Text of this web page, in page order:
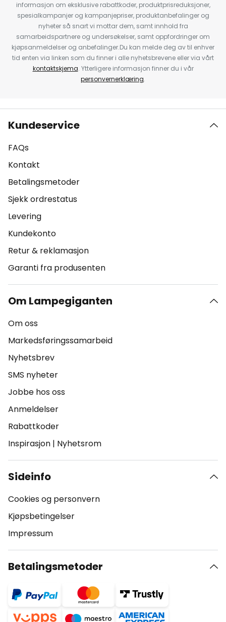
informasjon om eksklusive rabattkoder, produktprisreduksjoner,
spesialkampanjer og kampanjepriser, produktanbefalinger og
nyheter så snart vi mottar dem, samt innhold fra
samarbeidspartnere og undersøkelser, samt oppfordringer om
kjøpsanmeldelser og anbefalinger.Du kan melde deg av til enhver
tid enten via linken som du finner i alle nyhetsbrevene eller via vårt
kontaktskjema. Ytterligere informasjon finner du i vår
personvernerklæring.
Kundeservice
FAQs
Kontakt
Betalingsmetoder
Sjekk ordrestatus
Levering
Kundekonto
Retur & reklamasjon
Garanti fra produsenten
Om Lampegiganten
Om oss
Markedsføringssamarbeid
Nyhetsbrev
SMS nyheter
Jobbe hos oss
Anmeldelser
Rabattkoder
Inspirasjon | Nyhetsrom
Sideinfo
Cookies og personvern
Kjøpsbetingelser
Impressum
Betalingsmetoder